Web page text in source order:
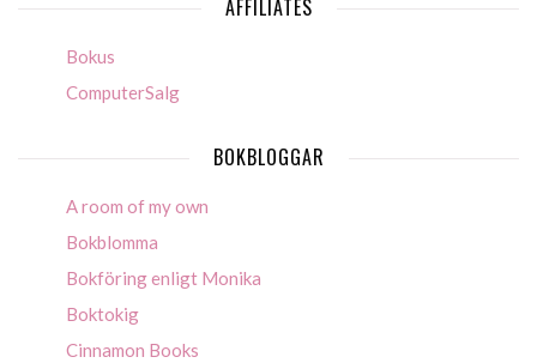
AFFILIATES
Bokus
ComputerSalg
BOKBLOGGAR
A room of my own
Bokblomma
Bokföring enligt Monika
Boktokig
Cinnamon Books